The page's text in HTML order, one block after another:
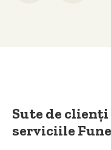
Sute de
serviciile